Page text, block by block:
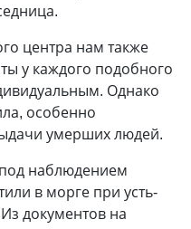
центра нам также
у каждого подобного
Однако
особенно
умерших людей.
наблюдением
в морге при усть-
документов на